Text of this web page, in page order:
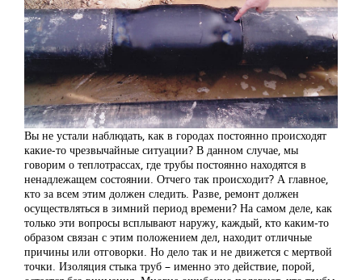
Вы не устали наблюдать, как в городах постоянно происходят
какие-то чрезвычайные ситуации? В данном случае, мы
говорим о теплотрассах, где трубы постоянно находятся в
ненадлежащем состоянии. Отчего так происходит? А главное,
кто за всем этим должен следить. Разве, ремонт должен
осуществляться в зимний период времени? На самом деле, как
только эти вопросы всплывают наружу, каждый, кто каким-то
образом связан с этим положением дел, находит отличные
причины или отговорки. Но дело так и не движется с мертвой
точки. Изоляция стыка труб – именно это действие, порой,